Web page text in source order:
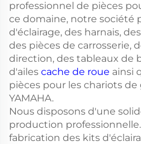
professionnel de pièces
ce domaine, notre société
d'éclairage, des harnais,
des pièces de carrosserie,
direction, des tableaux de
d'ailes cache de roue ainsi
pièces pour les chariots de
YAMAHA.
Nous disposons d'une
production
fabrication des kits